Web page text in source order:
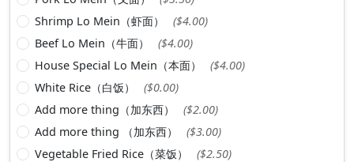
Shrimp Lo Mein（虾面）
($4.00)
Beef Lo Mein（牛面）
($4.00)
House Special Lo Mein（本面）
($4.00)
White Rice（白饭）
($0.00)
Add more thing（加东西）
($2.00)
Add more thing （加东西）
($3.00)
Vegetable Fried Rice（菜饭）
($2.50)